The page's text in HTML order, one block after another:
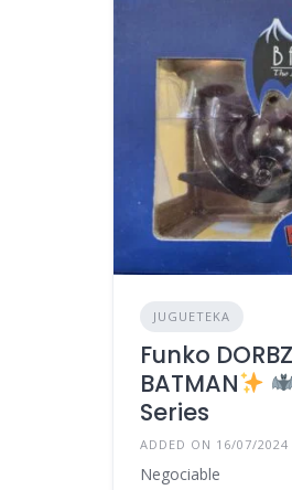
JUGUETEKA
Funko
BATMAN
Series
ADDED ON 16/07/2024
Negociable